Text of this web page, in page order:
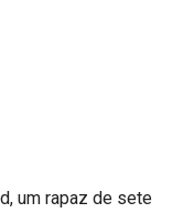
um rapaz de sete